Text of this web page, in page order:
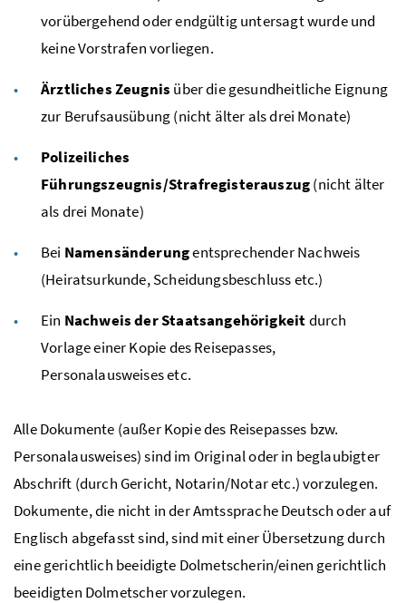
vorübergehend oder endgültig untersagt wurde und
keine Vorstrafen vorliegen.
Ärztliches Zeugnis über die gesundheitliche Eignung
zur Berufsausübung (nicht älter als drei Monate)
Polizeiliches
Führungszeugnis/Strafregisterauszug(nicht älter
als drei Monate)
Bei Namensänderungentsprechender Nachweis
(Heiratsurkunde, Scheidungsbeschlussetc.)
Ein Nachweis der Staatsangehörigkeitdurch
Vorlage einer Kopie des Reisepasses,
Personalausweisesetc.
Alle Dokumente (außer Kopie des Reisepasses bzw.
Personalausweises) sind im Original oder in beglaubigter
Abschrift (durch Gericht, Notarin/Notaretc.) vorzulegen.
Dokumente, die nicht in der Amtssprache Deutsch oder auf
Englisch abgefasst sind, sind mit einer Übersetzung durch
eine gerichtlich beeidigte Dolmetscherin/einen gerichtlich
beeidigten Dolmetscher vorzulegen.